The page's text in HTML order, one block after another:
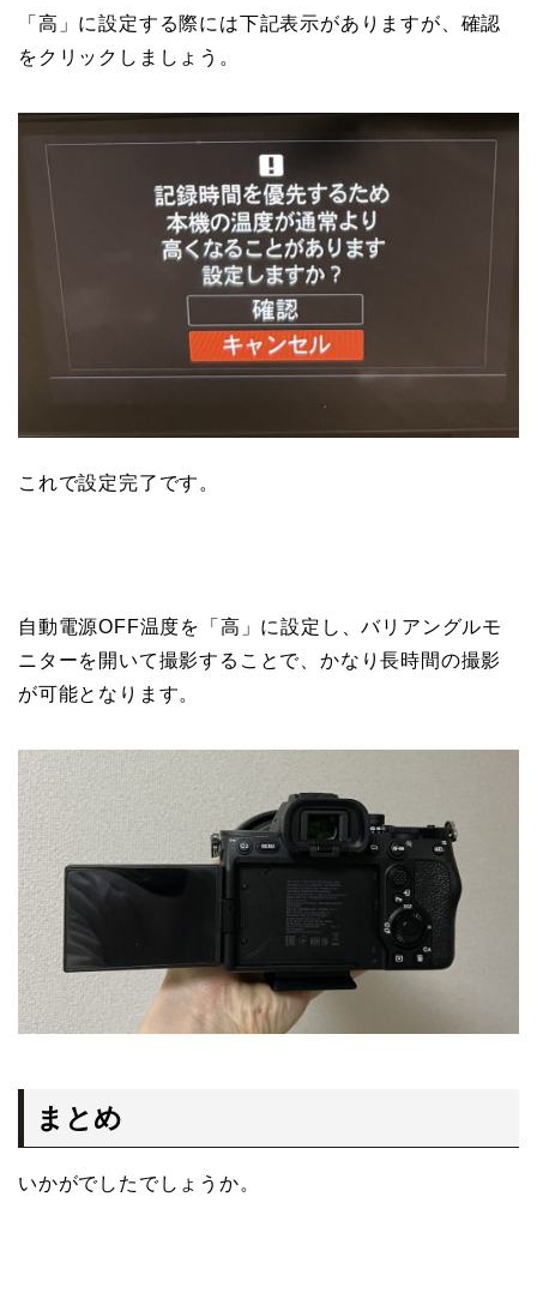
「高」に設定する際には下記表示がありますが、確認
をクリックしましょう。
これで設定完了です。
自動電源OFF温度を「高」に設定し、バリアングルモ
ニターを開いて撮影することで、かなり長時間の撮影
が可能となります。
まとめ
いかがでしたでしょうか。